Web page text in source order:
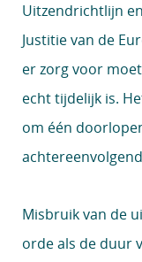
Uitzendrichtlijn
Justitie van de
er zorg voor
echt tijdelijk is.
om één
Misbruik van de
orde als de duur